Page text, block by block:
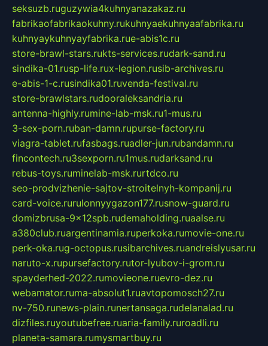
seksuzb.ruguzywia4kuhnyanazakaz.ru
fabrikaofabrikaokuhny.rukuhnyaekuhnyaafabrika.ru
kuhnyaykuhnyayfabrika.rue-abis1c.ru
store-brawl-stars.rukts-services.rudark-sand.ru
sindika-01.rusp-life.rux-legion.rusib-archives.ru
e-abis-1-c.rusindika01.ruvenda-festival.ru
store-brawlstars.rudooraleksandria.ru
antenna-highly.rumine-lab-msk.ru1-mus.ru
3-sex-porn.ruban-damn.rupurse-factory.ru
viagra-tablet.rufasbags.ruadler-jun.rubandamn.ru
fincontech.ru3sexporn.ru1mus.rudarksand.ru
rebus-toys.ruminelab-msk.rurtdco.ru
seo-prodvizhenie-sajtov-stroitelnyh-kompanij.ru
card-voice.rurulonnyygazon177.rusnow-guard.ru
domizbrusa-9x12spb.rudemaholding.ruaalse.ru
a380club.ruargentinamia.ruperkoka.rumovie-one.ru
perk-oka.rug-octopus.rusibarchives.ruandreislyusar.ru
naruto-x.rupursefactory.rutor-lyubov-i-grom.ru
spayderhed-2022.rumovieone.ruevro-dez.ru
webamator.ruma-absolut1.ruavtopomosch27.ru
nv-750.runews-plain.runertansaga.rudelanalad.ru
dizfiles.ruyoutubefree.ruaria-family.ruroadli.ru
planeta-samara.rumysmartbuy.ru